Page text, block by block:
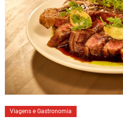
Viagens e Gastronomia